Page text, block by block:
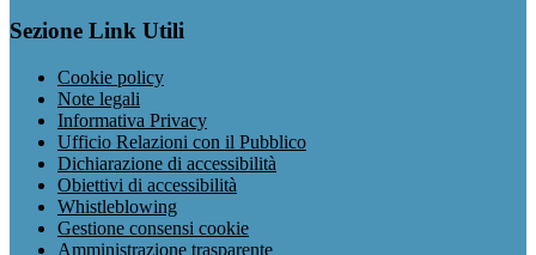
Sezione Link Utili
Cookie policy
Note legali
Informativa Privacy
Ufficio Relazioni con il Pubblico
Dichiarazione di accessibilità
Obiettivi di accessibilità
Whistleblowing
Gestione consensi cookie
Amministrazione trasparente